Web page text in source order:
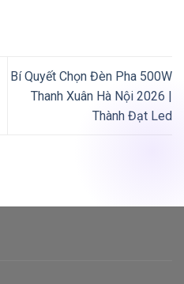
Bí Quyết Chọn Đèn Pha 500W
Thanh Xuân Hà Nội 2026 |
Thành Đạt Led